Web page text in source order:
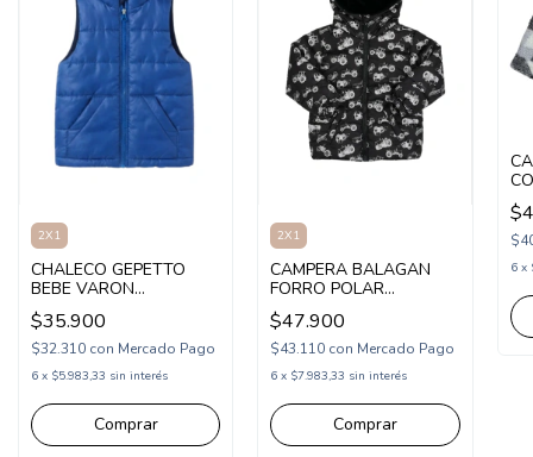
2X1
CHALECO GEPETTO
BEBE VARON
(GT273155)
$35.900
$32.310 con Mercado Pago
6 x $5.983,33 sin interés
Comprar
2X1
CAMPERA BALAGAN
FORRO POLAR
TRACTOR (BA263007)
$47.900
$43.110 con Mercado Pago
6 x $7.983,33 sin interés
Comprar
6 x